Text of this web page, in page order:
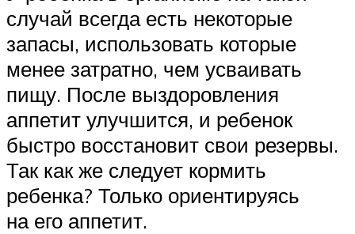
случай всегда есть некоторые
запасы, использовать которые
менее затратно, чем усваивать
пищу. После выздоровления
аппетит улучшится, и ребенок
быстро восстановит свои резервы.
Так как же следует кормить
ребенка? Только ориентируясь
на его аппетит.